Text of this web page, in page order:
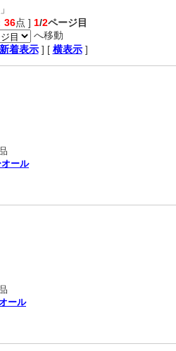
」
36点 ] 1/2ページ目
へ移動
新着表示 ] [ 横表示 ]
ール
ール